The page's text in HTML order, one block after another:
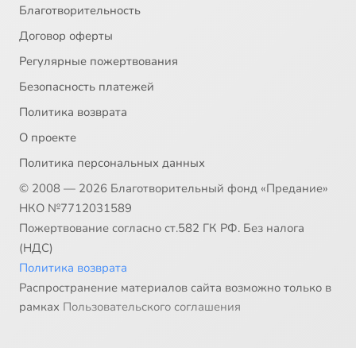
Благотворительность
Договор оферты
Регулярные пожертвования
Безопасность платежей
Политика возврата
О проекте
Политика персональных данных
© 2008 — 2026 Благотворительный фонд «Предание»
НКО №7712031589
Пожертвование согласно ст.582 ГК РФ. Без налога
(НДС)
Политика возврата
Распространение материалов сайта возможно только в
рамках Пользовательского соглашения